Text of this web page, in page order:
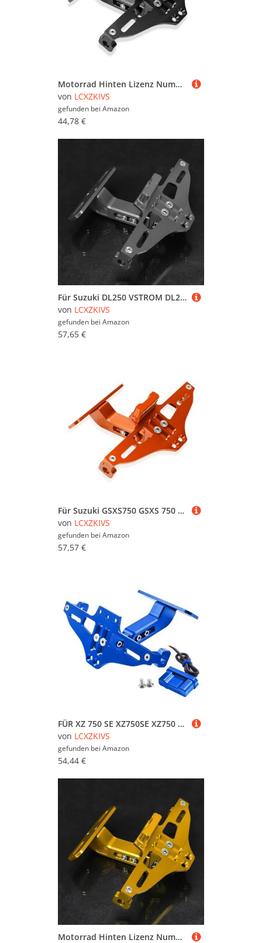
Motorrad Hinten Lizenz Nummer Platte Halterung Mit Licht Für CBF600 CBF 600 2006-2013 2012 2011 2010 2009 2008(Schwarz)
von LCXZKIVS
gefunden bei Amazon
44,78 €
Für Suzuki DL250 VSTROM DL250 V-STROM 2017 2018 V-strom Motorrad Hinten Lizenz Nummer Platte Halterung Mit Licht(Titan)
von LCXZKIVS
gefunden bei Amazon
57,65 €
Für Suzuki GSXS750 GSXS 750 2011-2020 2019 2018 2017 2016 Motorrad Hinten Lizenz Nummer Platte Halterung Halter Mit Licht(Orange)
von LCXZKIVS
gefunden bei Amazon
57,57 €
FÜR XZ 750 SE XZ750SE XZ750 SE 1981-1983 ALLE JAHRE Einstellbar Mit Licht Motorrad Lizenz Nummer Platte Halter Halterung(Blau)
von LCXZKIVS
gefunden bei Amazon
54,44 €
Motorrad Hinten Lizenz Nummer Platte Halterung Mit Licht Für APRILIA SHIVER GT 2007-2016 2015 2014 2013(Gold)